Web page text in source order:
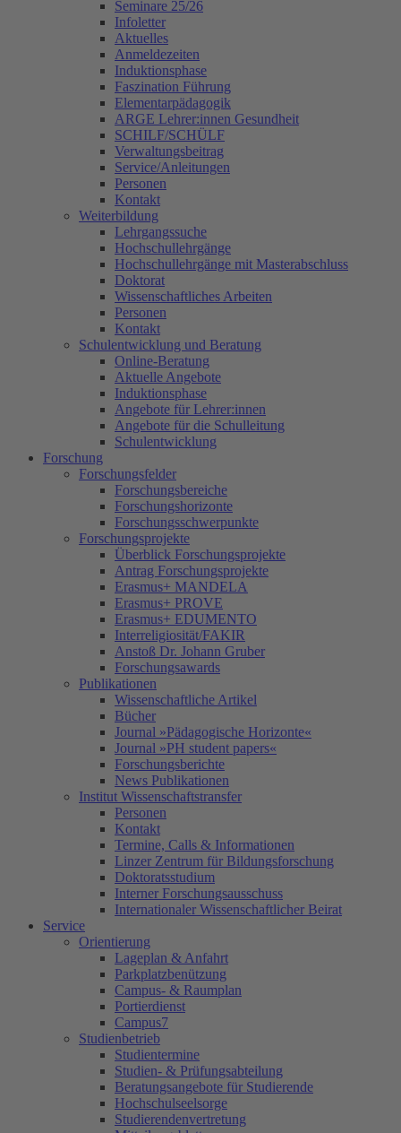
Seminare 25/26
Infoletter
Aktuelles
Anmeldezeiten
Induktionsphase
Faszination Führung
Elementarpädagogik
ARGE Lehrer:innen Gesundheit
SCHILF/SCHÜLF
Verwaltungsbeitrag
Service/Anleitungen
Personen
Kontakt
Weiterbildung
Lehrgangssuche
Hochschullehrgänge
Hochschullehrgänge mit Masterabschluss
Doktorat
Wissenschaftliches Arbeiten
Personen
Kontakt
Schulentwicklung und Beratung
Online-Beratung
Aktuelle Angebote
Induktionsphase
Angebote für Lehrer:innen
Angebote für die Schulleitung
Schulentwicklung
Forschung
Forschungsfelder
Forschungsbereiche
Forschungshorizonte
Forschungsschwerpunkte
Forschungsprojekte
Überblick Forschungsprojekte
Antrag Forschungsprojekte
Erasmus+ MANDELA
Erasmus+ PROVE
Erasmus+ EDUMENTO
Interreligiosität/FAKIR
Anstoß Dr. Johann Gruber
Forschungsawards
Publikationen
Wissenschaftliche Artikel
Bücher
Journal »Pädagogische Horizonte«
Journal »PH student papers«
Forschungsberichte
News Publikationen
Institut Wissenschaftstransfer
Personen
Kontakt
Termine, Calls & Informationen
Linzer Zentrum für Bildungsforschung
Doktoratsstudium
Interner Forschungsausschuss
Internationaler Wissenschaftlicher Beirat
Service
Orientierung
Lageplan & Anfahrt
Parkplatzbenützung
Campus- & Raumplan
Portierdienst
Campus7
Studienbetrieb
Studientermine
Studien- & Prüfungsabteilung
Beratungsangebote für Studierende
Hochschulseelsorge
Studierendenvertretung